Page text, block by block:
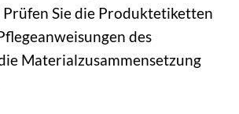
Sie die Produktetiketten
des
Materialzusammensetzung